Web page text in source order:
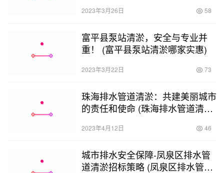
2023年3月26日 58
富平县泵站清淤，安全与专业并
重！ (富平县泵站清淤哪家实惠)
2023年3月22日 73
珠海排水管道清淤：共建美丽城市
的责任和使命 (珠海排水管道清淤
2023年4月12日 46
城市排水安全保障-凤泉区排水管
道清淤招标策略 (凤泉区排水管道